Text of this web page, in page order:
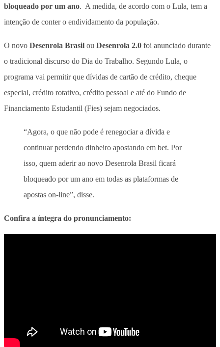
bloqueado por um ano. A medida, de acordo com o Lula, tem a
intenção de conter o endividamento da população.
O novo Desenrola Brasil ou Desenrola 2.0 foi anunciado durante
o tradicional discurso do Dia do Trabalho. Segundo Lula, o
programa vai permitir que dívidas de cartão de crédito, cheque
especial, crédito rotativo, crédito pessoal e até do Fundo de
Financiamento Estudantil (Fies) sejam negociados.
“Agora, o que não pode é renegociar a dívida e
continuar perdendo dinheiro apostando em bet. Por
isso, quem aderir ao novo Desenrola Brasil ficará
bloqueado por um ano em todas as plataformas de
apostas on-line”, disse.
Confira a íntegra do pronunciamento: